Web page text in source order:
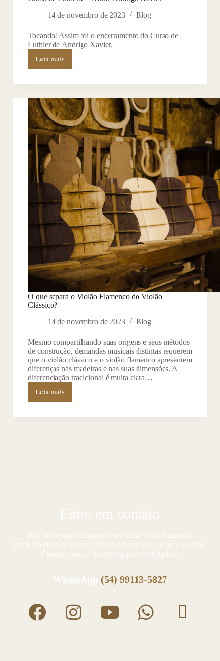
14 de novembro de 2023
Blog
Tocando! Assim foi o encerramento do Curso de
Luthier de Andrigo Xavier.
Leia mais
O que separa o Violão Flamenco do Violão
Clássico?
14 de novembro de 2023
Blog
Mesmo compartilhando suas origens e seus métodos
de construção, demandas musicais distintas requerem
que o violão clássico e o violão flamenco apresentem
diferenças nas madeiras e nas suas dimensões. A
diferenciação tradicional é muita clara…
Leia mais
Entre em contato
Nós nos especializamos em criar o instrumento
perfeito para que você possa trazer sua música à vida.
Contate-nos e descubra possibilidades:
WhatsApp (54) 99113-5827